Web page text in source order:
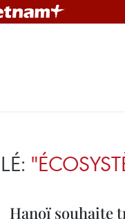
Hanoï souhaite